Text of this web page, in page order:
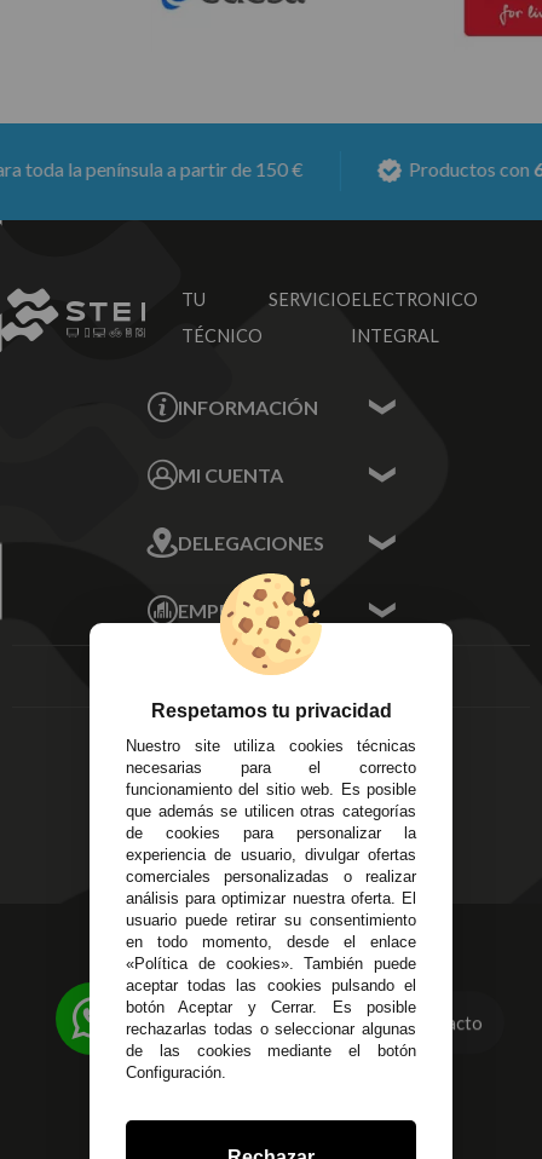
la península a partir de 150 € Productos con6
TU SERVICIO
TÉCNICO
ELECTRONICO
INTEGRAL
INFORMACIÓN
Sobre nosotros
MI CUENTA
Mis Direcciones
Mis Pedidos
Mis favoritos
FAQ's
DELEGACIONES
Écija - Sevilla
Av. Plaza de Toros.
Local 3
Córdoba
14
Alzira - Valencia
C/ Esplugues, 135
EMPRESA
Aviso Legal
Devoluciones
Política de Privacidad
Pago Seguro
Terminos y
Condiciones Generales
Políticas de Cookies
623 23 31 98
Atendemos Whatsapp
955 44 45 43/955 44 45 44
info@steielectronica.com
Avenida Plaza de Toros,
Local 3 Écija (Sevilla)
Contacto
Respetamos tu privacidad
Nuestro site utiliza cookies técnicas
necesarias para el correcto
funcionamiento del sitio web. Es posible
que además se utilicen otras categorías
de cookies para personalizar la
experiencia de usuario, divulgar ofertas
comerciales personalizadas o realizar
análisis para optimizar nuestra oferta. El
usuario puede retirar su consentimiento
en todo momento, desde el enlace
«Política de cookies». También puede
aceptar todas las cookies pulsando el
botón Aceptar y Cerrar. Es posible
rechazarlas todas o seleccionar algunas
de las cookies mediante el botón
Configuración.